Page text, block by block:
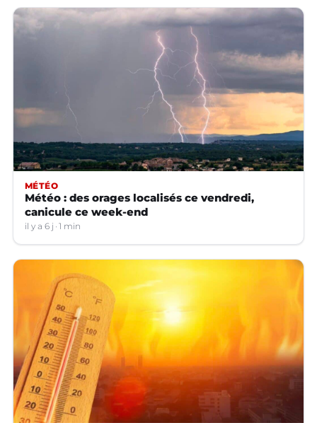
MÉTÉO
Météo : des orages localisés ce vendredi,
canicule ce week-end
il y a 6 j 1 min